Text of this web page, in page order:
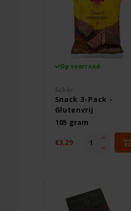
Op voorraad
Snack 3-Pack -
Glutenvrij
105 gram
€3,29